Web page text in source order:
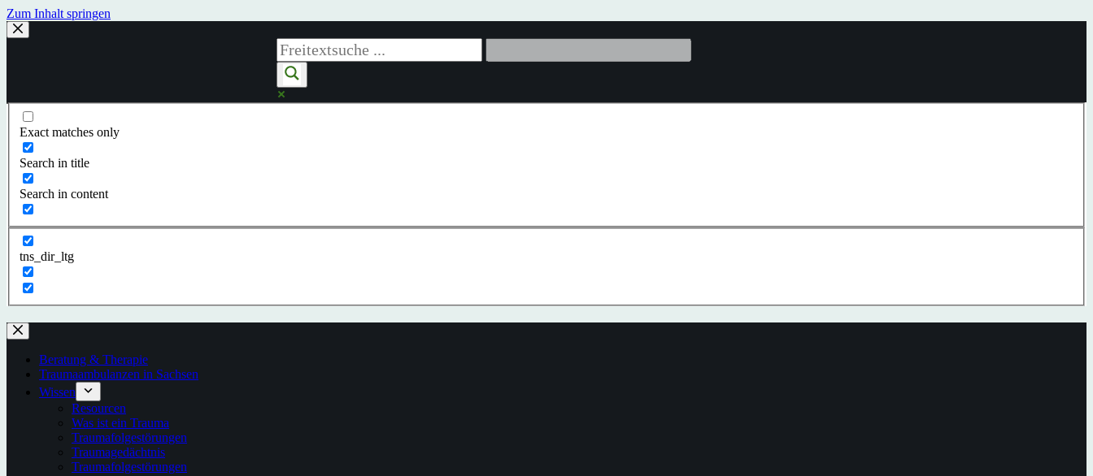
Zum Inhalt springen
Exact matches only
Search in title
Search in content
tns_dir_ltg
Beratung & Therapie
Traumaambulanzen in Sachsen
Wissen
Resourcen
Was ist ein Trauma
Traumafolgestörungen
Traumagedächtnis
Traumafolgestörungen